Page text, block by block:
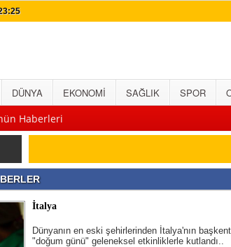
DÜNYA EKONOMİ SAĞLIK SPOR
Haberleri
İtalya
Dünyanın en eski şehirlerinden İtalya'nın
"doğum günü" geleneksel etkinliklerle kutlandı..